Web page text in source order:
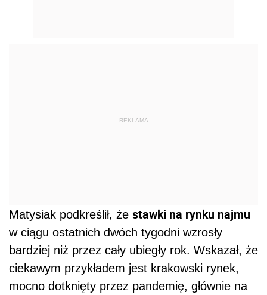
REKLAMA
Matysiak podkreślił, że stawki na rynku najmu
w ciągu ostatnich dwóch tygodni wzrosły
bardziej niż przez cały ubiegły rok. Wskazał, że
ciekawym przykładem jest krakowski rynek,
mocno dotknięty przez pandemię, głównie na